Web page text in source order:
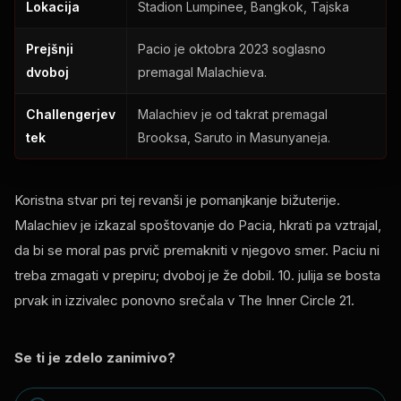
Lokacija Stadion Lumpinee, Bangkok, Tajska
Prejšnji
dvoboj
Pacio je oktobra 2023 soglasno
premagal Malachieva.
Challengerjev
tek
Malachiev je od takrat premagal
Brooksa, Saruto in Masunyaneja.
Koristna stvar pri tej revanši je pomanjkanje bižuterije.
Malachiev je izkazal spoštovanje do Pacia, hkrati pa vztrajal,
da bi se moral pas prvič premakniti v njegovo smer. Paciu ni
treba zmagati v prepiru; dvoboj je že dobil. 10. julija se bosta
prvak in izzivalec ponovno srečala v The Inner Circle 21.
Se ti je zdelo zanimivo?